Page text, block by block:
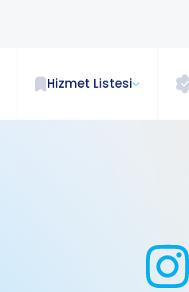
Hizmet Listesi